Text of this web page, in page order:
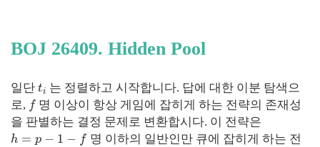
BOJ 26409. Hidden Pool
일단 ti 는 정렬하고 시작합니다. 답에 대한 이분 탐색으
로, f 명 이상이 항상 게임에 잡히게 하는 전략의 존재성
을 판별하는 결정 문제로 변환합시다. 이 전략은
h = p − 1 − f 명 이하의 일반인만 큐에 잡히게 하는 전